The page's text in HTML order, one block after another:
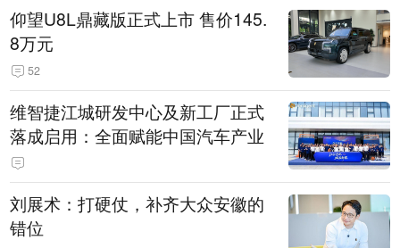
仰望U8L鼎藏版正式上市 售价145.
8万元
52
维智捷江城研发中心及新工厂正式
落成启用：全面赋能中国汽车产业
刘展术：打硬仗，补齐大众安徽的
错位